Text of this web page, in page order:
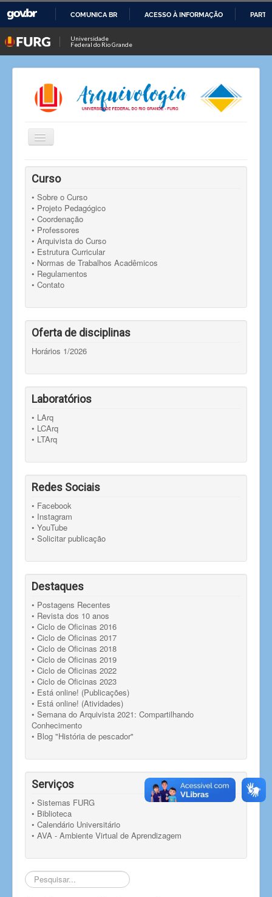
O
CONTEÚDO
COMUNICA BR ACESSO À INFORMAÇÃO
Universidade
Federal do Rio Grande
Alternar
Navegação
Você está aqui:
Professora do Curso de Arquivologia da FURG participa
de videoconferência do grupo de estudos do PAPEArq da
UFRGS
Curso
• Sobre o Curso
• Projeto Pedagógico
• Coordenação
• Professores
• Arquivista do Curso
• Estrutura Curricular
• Normas de Trabalhos Acadêmicos
• Regulamentos
• Contato
Oferta de disciplinas
Horários 1/2026
Laboratórios
• LArq
• LCArq
• LTArq
Redes Sociais
• Facebook
• Instagram
• YouTube
• Solicitar publicação
Destaques
• Postagens Recentes
• Revista dos 10 anos
• Ciclo de Oficinas 2016
• Ciclo de Oficinas 2017
• Ciclo de Oficinas 2018
• Ciclo de Oficinas 2019
• Ciclo de Oficinas 2022
• Ciclo de Oficinas 2023
• Está online! (Publicações)
• Está online! (Atividades)
• Semana do Arquivista 2021: Compartilhando
Conhecimento
• Blog "História de pescador"
Serviços
• Sistemas FURG
• Biblioteca
• Calendário Universitário
• AVA - Ambiente Virtual de Aprendizagem
Pesquisar...